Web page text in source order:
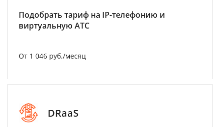
Подобрать тариф на IP-телефонию и
виртуальную АТС
От 1 046 руб./месяц
DRaaS